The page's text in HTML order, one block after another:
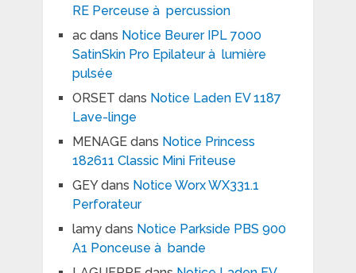
RE Perceuse à percussion
acdans Notice Beurer IPL 7000
SatinSkin Pro Epilateur à lumière
pulsée
ORSET dans Notice Laden EV 1187
Lave-linge
MENAGEdans Notice Princess
182611 Classic Mini Friteuse
GEYdans Notice Worx WX331.1
Perforateur
lamydans Notice Parkside PBS 900
A1 Ponceuse à bande